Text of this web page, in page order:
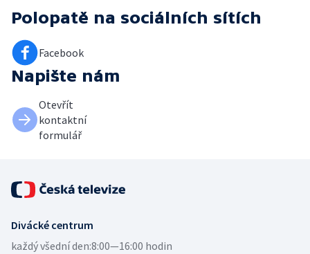
Polopatě na sociálních sítích
Facebook
Napište nám
Otevřít
kontaktní
formulář
Divácké centrum
každý všední den:8:00—16:00 hodin